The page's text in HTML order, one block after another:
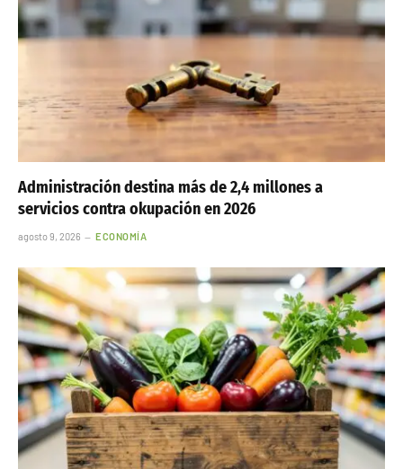
Administración destina más de 2,4 millones a
servicios contra okupación en 2026
agosto 9, 2026 ECONOMÍA